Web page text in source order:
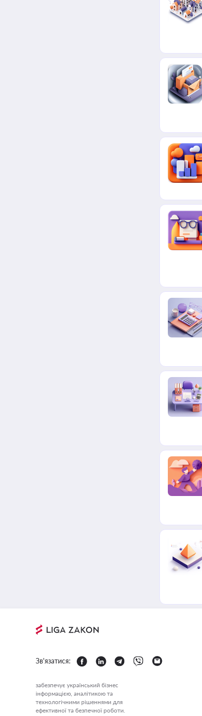
Зв'язатися:
забезпечує український бізнес
інформацією, аналітикою та
технологічними рішеннями для
ефективної та безпечної роботи.